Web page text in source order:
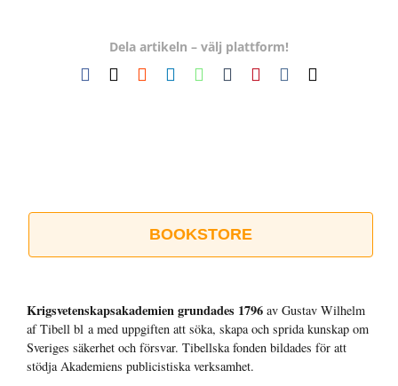
Dela artikeln – välj plattform!
Facebook RedditLinkedInWhatsApp
TumblrPinterest
Vk
BOOKSTORE
Krigsvetenskap­sakademien grundades 1796 av Gustav Wilhelm
af Tibell bl a med uppgiften att söka, skapa och sprida kunskap om
Sveriges säkerhet och försvar. Tibellska fonden bildades för att
stödja Akademiens publicistiska verksamhet.